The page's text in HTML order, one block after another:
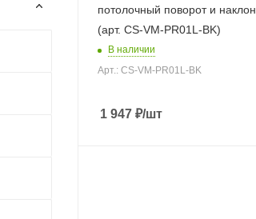
потолочный поворот и наклон
(арт. CS-VM-PR01L-BK)
В наличии
Арт.: CS-VM-PR01L-BK
1 947 ₽/шт